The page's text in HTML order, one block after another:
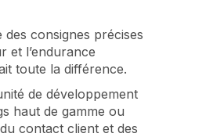
consignes précises
et l’endurance
toute la différence.
de développement
haut de gamme ou
contact client et des